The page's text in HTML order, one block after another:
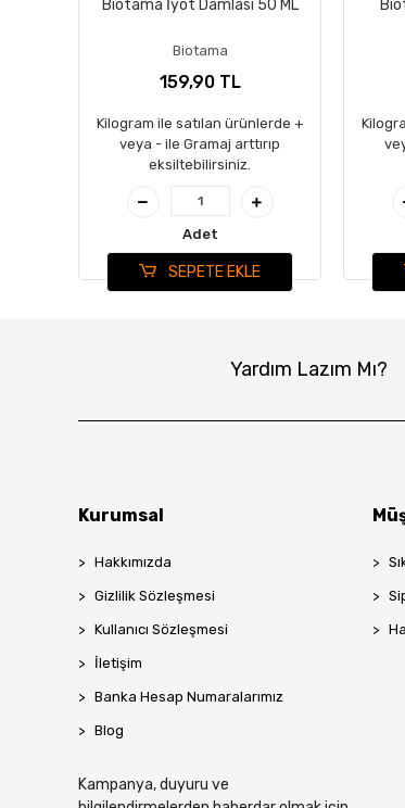
Biotama İyot Damlası 50 ML
Biotama
159,90 TL
Kilogram ile satılan ürünlerde +
veya - ile Gramaj arttırıp
eksiltebilirsiniz.
Adet
SEPETE EKLE
Yardım Lazım Mı?
Kurumsal
Hakkımızda
Gizlilik Sözleşmesi
Kullanıcı Sözleşmesi
İletişim
Banka Hesap Numaralarımız
Blog
Kampanya, duyuru ve